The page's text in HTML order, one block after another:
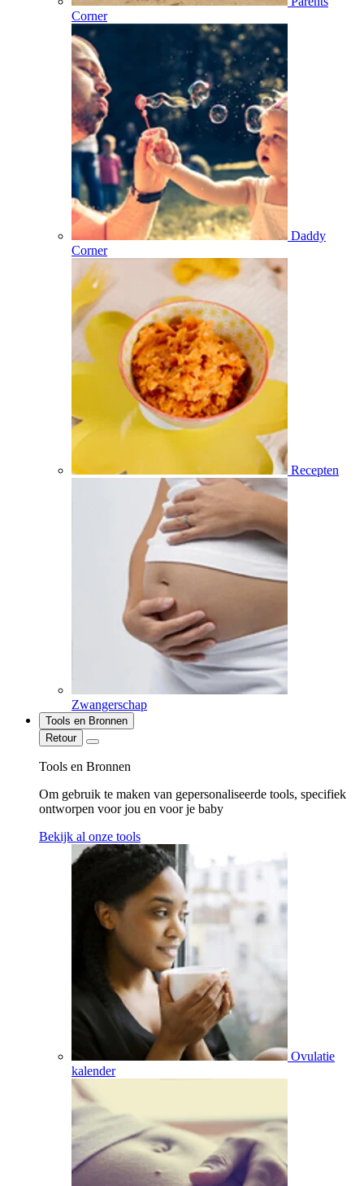
Corner
Daddy
Corner
Recepten
Zwangerschap
Tools en Bronnen
Retour
Tools en Bronnen
Om gebruik te maken van gepersonaliseerde tools, specifiek
ontworpen voor jou en voor je baby
Bekijk al onze tools
Ovulatie
kalender